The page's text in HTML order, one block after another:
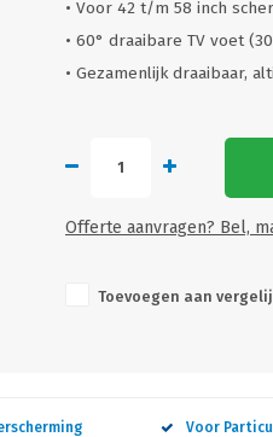
• Voor 42 t/m 58 inch
• 60° draaibare TV voet
• Gezamenlijk draaibaar,
Offerte aanvragen? Bel,
Toevoegen aan
Voor